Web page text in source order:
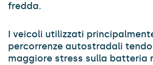
fredda.
I veicoli utilizzati
percorrenze autostradali
maggiore stress sulla batteria